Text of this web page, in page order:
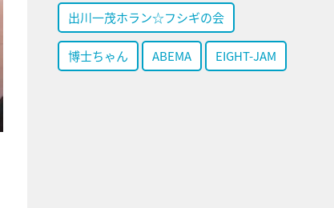
出川一茂ホラン☆フシギの会
博士ちゃん ABEMA EIGHT-JAM